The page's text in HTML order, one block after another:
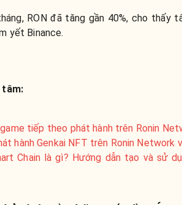
RON đã tăng gần 40%, cho thấy
yết Binance.
tâm:
tiếp theo phát hành trên Ronin
hành Genkai NFT trên Ronin Network
Chain là gì? Hướng dẫn tạo và sử